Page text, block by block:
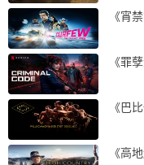
《宵
《罪
《巴
《高